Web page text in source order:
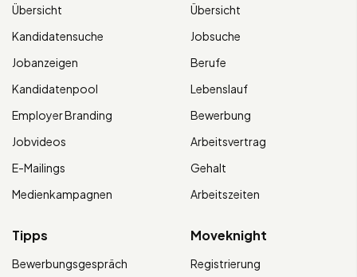
Übersicht
Kandidatensuche
Jobanzeigen
Kandidatenpool
Employer Branding
Jobvideos
E-Mailings
Medienkampagnen
Übersicht
Jobsuche
Berufe
Lebenslauf
Bewerbung
Arbeitsvertrag
Gehalt
Arbeitszeiten
Tipps
Bewerbungsgespräch
Moveknight
Registrierung